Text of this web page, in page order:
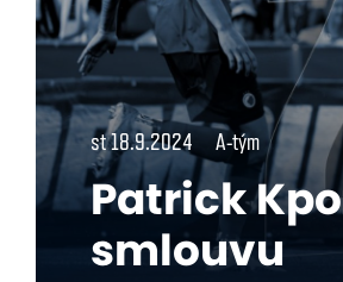
st 18.9.2024 A-tým
Patrick
smlouvu